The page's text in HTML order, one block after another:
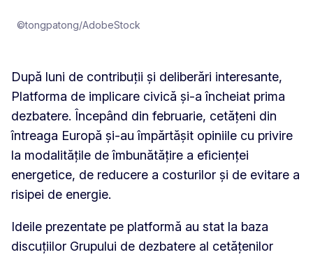
După luni de contribuții și deliberări interesante,
Platforma de implicare civică și-a încheiat prima
dezbatere. Începând din februarie, cetățeni din
întreaga Europă și-au împărtășit opiniile cu privire
la modalitățile de îmbunătățire a eficienței
energetice, de reducere a costurilor și de evitare a
risipei de energie.
Ideile prezentate pe platformă au stat la baza
discuțiilor Grupului de dezbatere al cetățenilor
©tongpatong/AdobeStock